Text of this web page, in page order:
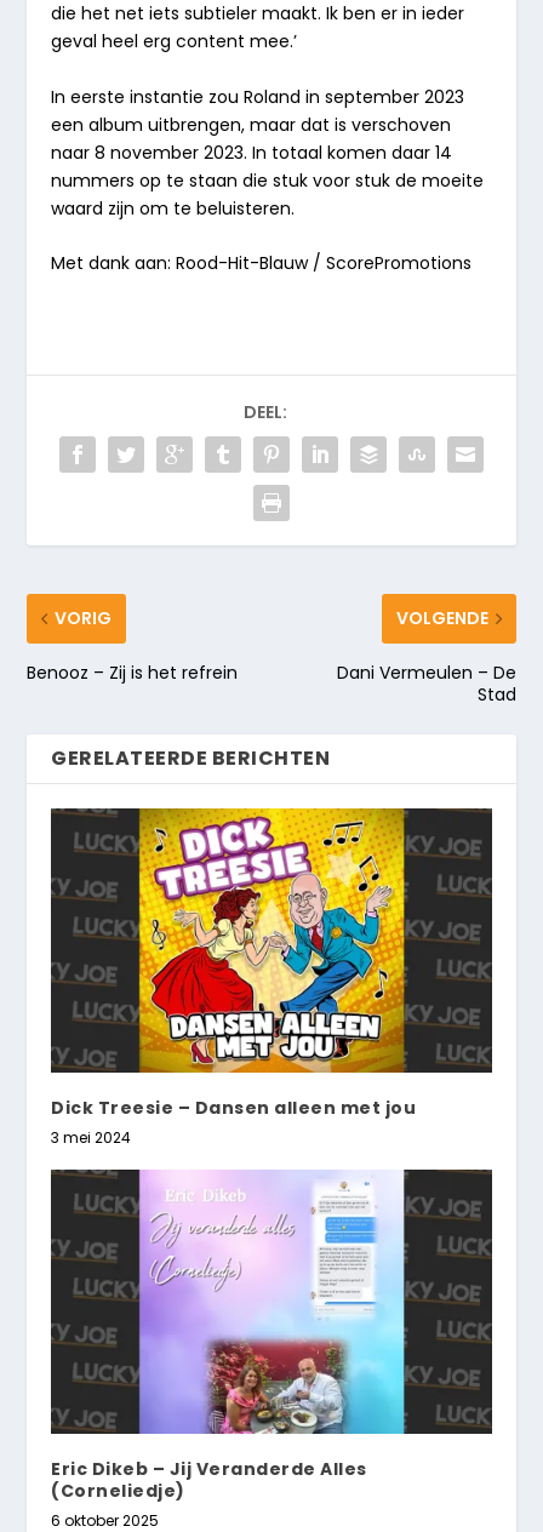
die het net iets subtieler maakt. Ik ben er in ieder
geval heel erg content mee.’
In eerste instantie zou Roland in september 2023
een album uitbrengen, maar dat is verschoven
naar 8 november 2023. In totaal komen daar 14
nummers op te staan die stuk voor stuk de moeite
waard zijn om te beluisteren.
Met dank aan: Rood-Hit-Blauw / ScorePromotions
DEEL:
VORIG
Benooz – Zij is het refrein
VOLGENDE
Dani Vermeulen – De
Stad
GERELATEERDE BERICHTEN
Dick Treesie – Dansen alleen met jou
3 mei 2024
Eric Dikeb – Jij Veranderde Alles
(Corneliedje)
6 oktober 2025